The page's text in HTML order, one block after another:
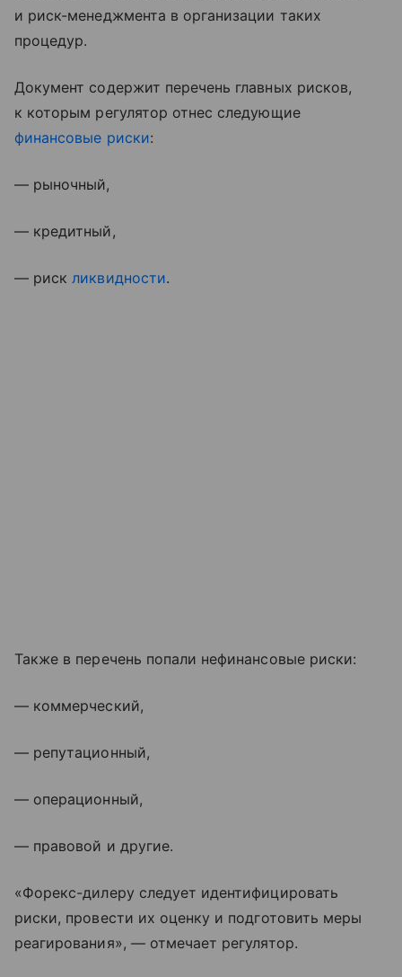
и риск-менеджмента в организации таких
процедур.
Документ содержит перечень главных рисков,
к которым регулятор отнес следующие
финансовые риски:
— рыночный,
— кредитный,
— риск ликвидности.
Также в перечень попали нефинансовые риски:
— коммерческий,
— репутационный,
— операционный,
— правовой и другие.
«Форекс-дилеру следует идентифицировать
риски, провести их оценку и подготовить меры
реагирования», — отмечает регулятор.